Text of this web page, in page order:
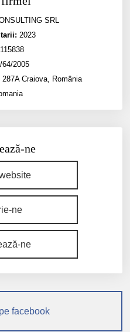
SRL
2023
64/2005
Craiova, România
ne
ne
ne
facebook